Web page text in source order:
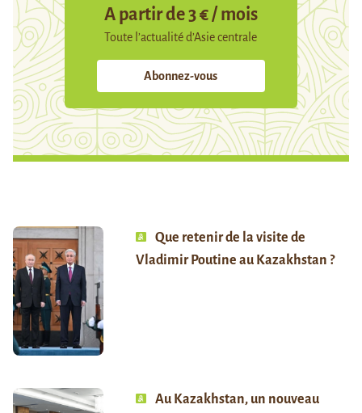
A partir de 3 € / mois
Toute l’actualité d’Asie centrale
Abonnez-vous
Que retenir de la visite de
Vladimir Poutine au Kazakhstan ?
Au Kazakhstan, un nouveau